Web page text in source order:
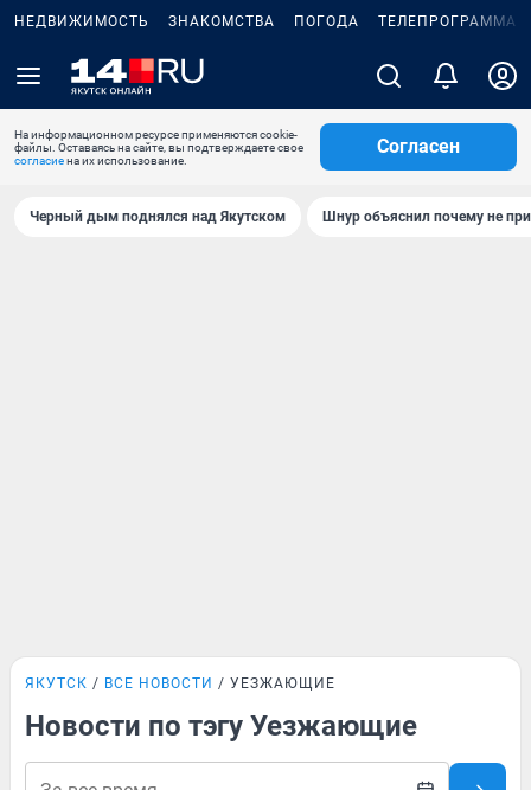
НЕДВИЖИМОСТЬ ЗНАКОМСТВА ПОГОДА ТЕЛЕПРОГРАММА
На информационном ресурсе применяются cookie-
файлы. Оставаясь на сайте, вы подтверждаете свое
согласиена их использование.
Согласен
Черный дым поднялся над Якутском Шнур объяснил почему не
ЯКУТСК ВСЕ НОВОСТИ УЕЗЖАЮЩИЕ
Новости по тэгу Уезжающие